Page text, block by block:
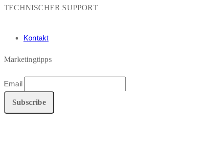
TECHNISCHER SUPPORT
Kontakt
Marketingtipps
Email